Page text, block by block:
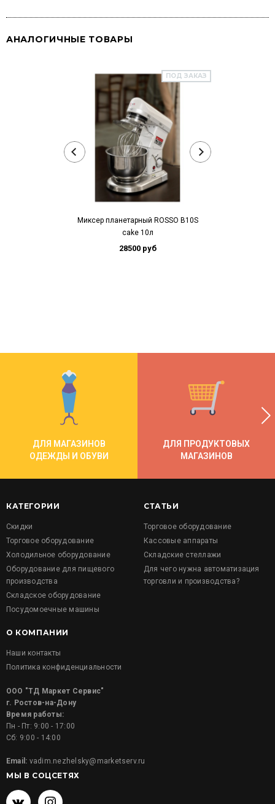
АНАЛОГИЧНЫЕ ТОВАРЫ
ПОД ЗАКАЗ
Миксер планетарный ROSSO B10S
cake 10л
28500 руб
ДЛЯ МАГАЗИНОВ
ОДЕЖДЫ И ОБУВИ
ДЛЯ ПРОДУКТОВЫХ
МАГАЗИНОВ
КАТЕГОРИИ
Скидки
Торговое оборудование
Холодильное оборудование
Оборудование для пищевого
производства
Складское оборудование
Посудомоечные машины
СТАТЬИ
Торговое оборудование
Кассовые аппараты
Складские стеллажи
Для чего нужна автоматизация
торговли и производства?
О КОМПАНИИ
Наши контакты
Политика конфиденциальности
ООО "ТД Маркет Сервис"
г. Ростов-на-Дону
Время работы:
Пн - Пт: 9:00 - 17:00
Сб: 9:00 - 14:00
Email: vadim.nezhelsky@marketserv.ru
МЫ В СОЦСЕТЯХ